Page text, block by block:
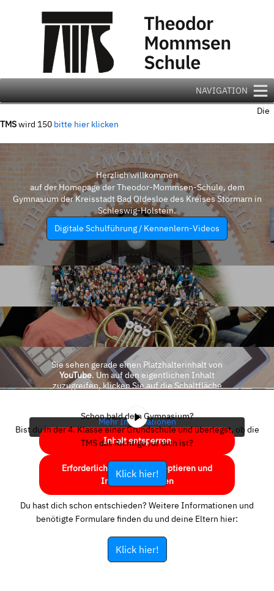
NAVIGATION
Die
TMSwird 150 bitte hier klicken
Herzlich willkommen
auf der Homepage der Theodor-Mommsen-Schule, dem
Gymnasium der Kreisstadt Bad Oldesloe des Kreises Stormarn in
Schleswig-Holstein.
Digitale Schulführung / Kennenlern-Videos
Sie sehen gerade einen Platzhalterinhalt von
YouTube. Um auf den eigentlichen Inhalt
zuzugreifen, klicken Sie auf die Schaltfläche
Mehr Informationen
Inhalt entsperren
Erforderlichen Service akzeptieren und
Inhalte entsperren
Schon bald dein Gymnasium?
Bist du in der 4. Klasse einer Grundschule und überlegst, ob die
TMS das Richtige für dich ist?
Klick hier!
Du hast dich schon entschieden? Weitere Informationen und
benötigte Formulare finden du und deine Eltern hier:
Klick hier!